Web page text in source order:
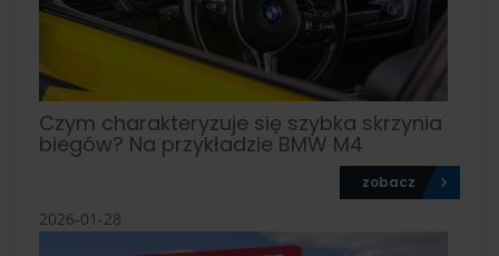
Czym charakteryzuje się szybka skrzynia
biegów? Na przykładzie BMW M4
zobacz
2026-01-28